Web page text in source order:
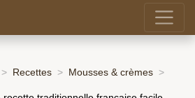
Recettes Mousses & crèmes